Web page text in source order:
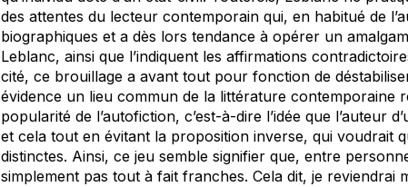
des attentes du lecteur contemporain qui, en habitué de
biographiques et a dès lors tendance à opérer un
Leblanc, ainsi que l’indiquent les affirmations
cité, ce brouillage a avant tout pour fonction de
évidence un lieu commun de la littérature contemporaine
popularité de l’autofiction, c’est-à-dire l’idée que l’auteur
et cela tout en évitant la proposition inverse, qui voudrait
distinctes. Ainsi, ce jeu semble signifier que, entre
simplement pas tout à fait franches. Cela dit, je reviendrai